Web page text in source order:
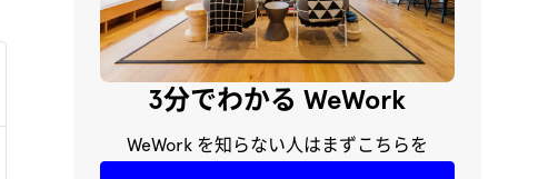
3分でわかる WeWork
WeWork を知らない人はまずこちらを